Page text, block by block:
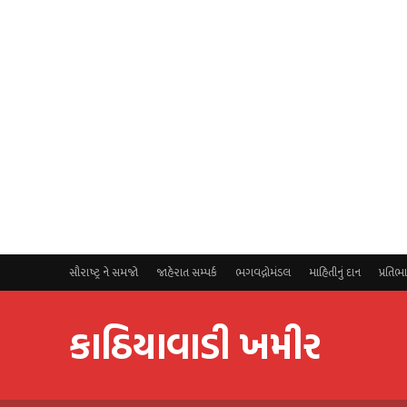
સૌરાષ્ટ્ર ને સમજો જાહેરાત સમ્પર્ક ભગવદ્ગોમંડલ માહિતીનું દાન
કાઠિયાવાડી ખમીર